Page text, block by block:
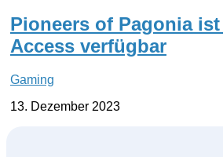
Pioneers of Pagonia
Access verfügbar
Gaming
13. Dezember 2023